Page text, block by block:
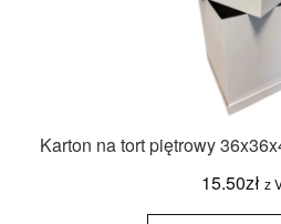
Karton na tort piętrowy
15.50zł z
ilość Karton